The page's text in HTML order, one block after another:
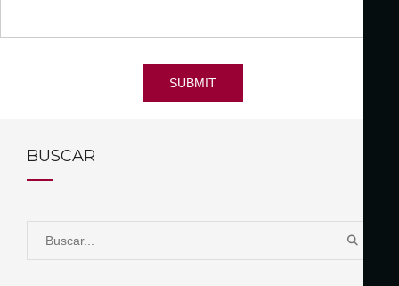
SUBMIT
BUSCAR
B